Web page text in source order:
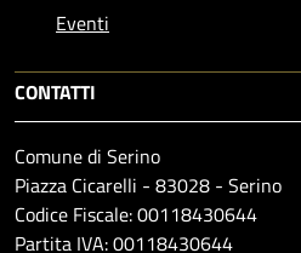
Eventi
CONTATTI
Comune di Serino
Piazza Cicarelli - 83028 - Serino
Codice Fiscale: 00118430644
Partita IVA: 00118430644